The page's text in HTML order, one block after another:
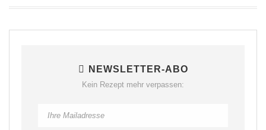
NEWSLETTER-ABO
Kein Rezept mehr verpassen: